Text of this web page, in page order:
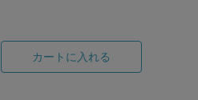
カートに入れる